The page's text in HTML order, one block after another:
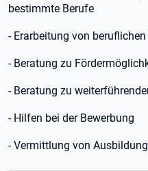
bestimmte Berufe
- Erarbeitung von
- Beratung zu
- Beratung zu
- Hilfen bei der Bewerbung
- Vermittlung von